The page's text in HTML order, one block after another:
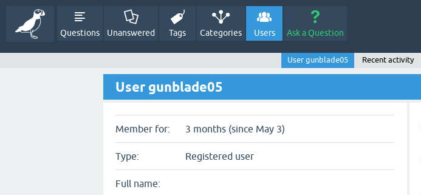
Questions Unanswered Tags Categories Users Ask a Question
User gunblade05 Recent activity
User gunblade05
Member for: 3 months (since May 3)
Type: Registered user
Full name: